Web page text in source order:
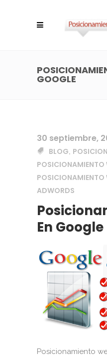
GOOGLE
30 septiembre,
BLOG,
POSICIONAMIENTO
POSICIONAMIENTO
ADWORDS
En Google
Posicionamiento